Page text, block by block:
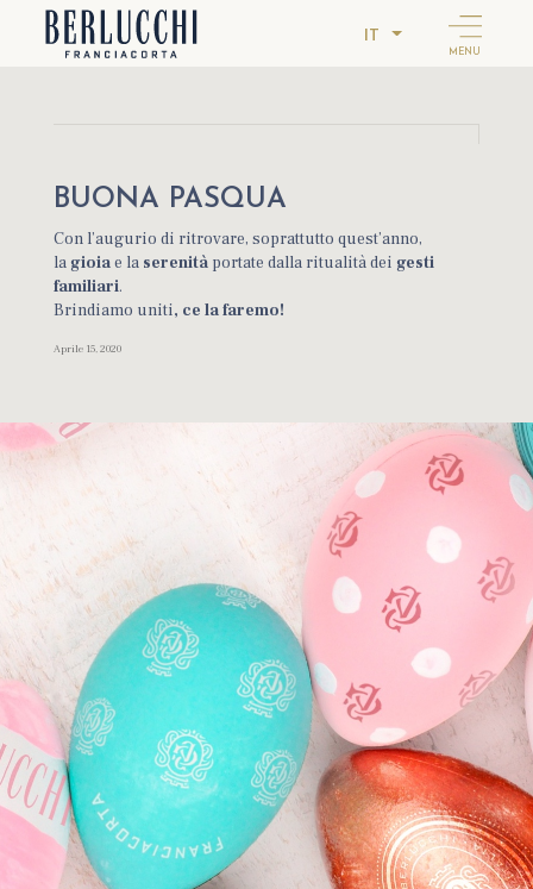
IT
MENU
BUONA PASQUA
Con l’augurio di ritrovare, soprattutto quest’anno,
la gioiae la serenità portate dalla ritualità dei gesti
familiari.
Brindiamo uniti, ce la faremo!
Aprile 15, 2020